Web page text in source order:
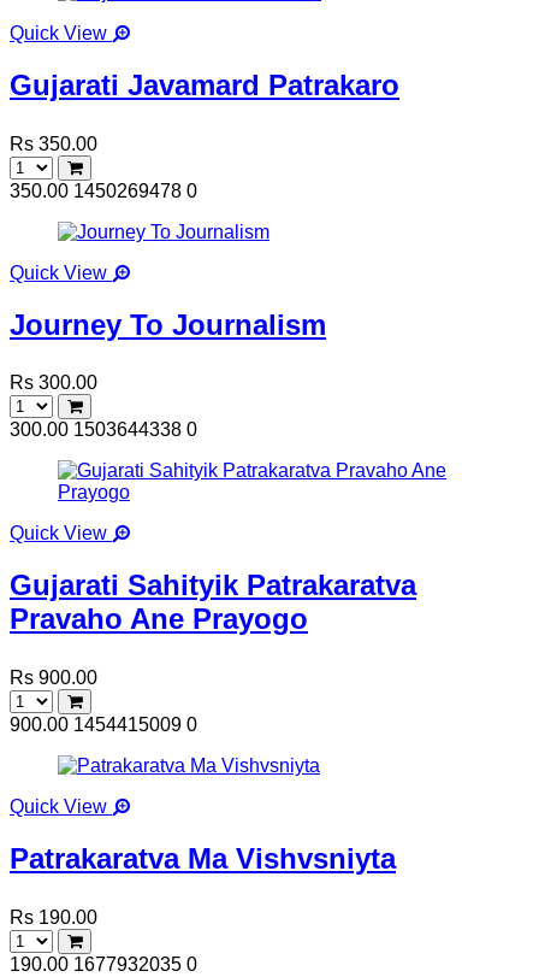
Quick View
Gujarati Javamard Patrakaro
Rs 350.00
350.00 1450269478 0
Quick View
Journey To Journalism
Rs 300.00
300.00 1503644338 0
Quick View
Gujarati Sahityik Patrakaratva
Pravaho Ane Prayogo
Rs 900.00
900.00 1454415009 0
Quick View
Patrakaratva Ma Vishvsniyta
Rs 190.00
190.00 1677932035 0